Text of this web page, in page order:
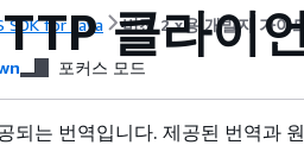
SDK for Java 버전 2.x용 개발자 가이
클라이
포커스 모드
되는 번역입니다. 제공된 번역과